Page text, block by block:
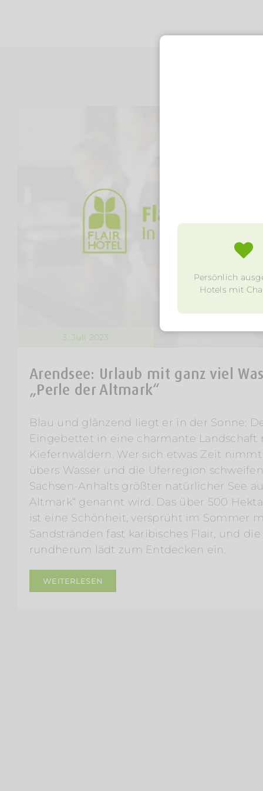
3. Juli 2023
Arendsee: Urlaub mit ganz viel
„Perle der Altmark“
Blau und glänzend liegt er in der Sonne:
Eingebettet in eine charmante
Kiefernwäldern. Wer sich etwas Zeit
übers Wasser und die Uferregion
Sachsen-Anhalts größter natürlicher See
Altmark“ genannt wird. Das über 500
ist eine Schönheit, versprüht im Sommer
Sandstränden fast karibisches Flair, und
rundherum lädt zum Entdecken ein.
WEITERLESEN
Persönlich
Hotels mit